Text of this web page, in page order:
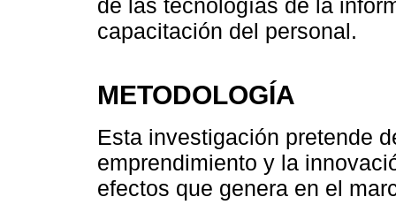
de las tecnologías de la
capacitación del personal.
METODOLOGÍA
Esta investigación pretende
emprendimiento y la
efectos que genera en el